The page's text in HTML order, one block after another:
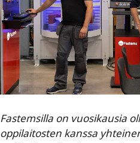
Fastemsilla on vuosikausia
oppilaitosten kanssa